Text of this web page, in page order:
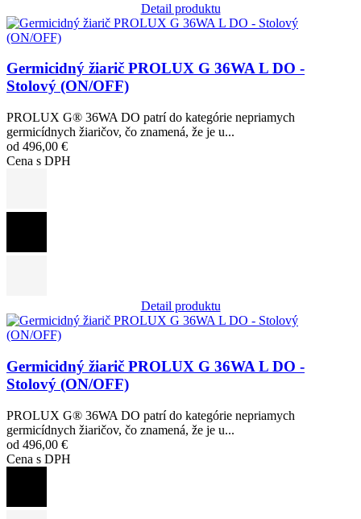
Detail produktu
Obrázok
Germicidný žiarič PROLUX G 36WA L DO -
Stolový (ON/OFF)
PROLUX G® 36WA DO patrí do kategórie nepriamych
germicídnych žiaričov, čo znamená, že je u...
od 496,00 €
Cena s DPH
Detail produktu
Obrázok
Germicidný žiarič PROLUX G 36WA L DO -
Stolový (ON/OFF)
PROLUX G® 36WA DO patrí do kategórie nepriamych
germicídnych žiaričov, čo znamená, že je u...
od 496,00 €
Cena s DPH